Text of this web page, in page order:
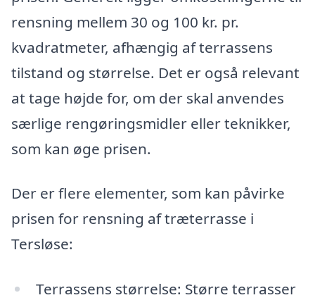
rensning mellem 30 og 100 kr. pr.
kvadratmeter, afhængig af terrassens
tilstand og størrelse. Det er også relevant
at tage højde for, om der skal anvendes
særlige rengøringsmidler eller teknikker,
som kan øge prisen.
Der er flere elementer, som kan påvirke
prisen for rensning af træterrasse i
Tersløse:
Terrassens størrelse: Større terrasser